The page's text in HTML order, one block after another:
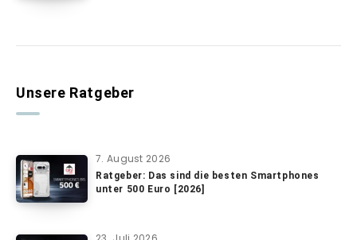
Unsere Ratgeber
7. August 2026
Ratgeber: Das sind die besten Smartphones
unter 500 Euro [2026]